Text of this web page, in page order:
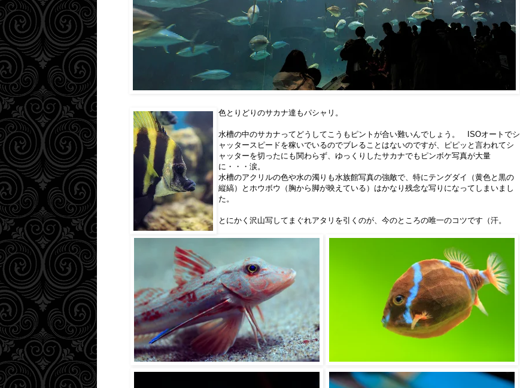
色とりどりのサカナ達もパシャリ。
水槽の中のサカナってどうしてこうもピントが合い難いんでしょう。 ISOオートでシ
ャッタースピードを稼いでいるのでブレることはないのですが、ピピッと言われてシ
ャッターを切ったにも関わらず、ゆっくりしたサカナでもピンボケ写真が大量
に・・・涙。
水槽のアクリルの色や水の濁りも水族館写真の強敵で、特にテングダイ（黄色と黒の
縦縞）とホウボウ（胸から脚が映えている）はかなり残念な写りになってしまいまし
た。
とにかく沢山写してまぐれアタリを引くのが、今のところの唯一のコツです（汗。